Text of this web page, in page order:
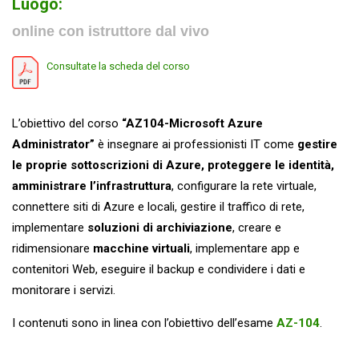
Luogo:
online con istruttore dal vivo
Consultate la scheda del corso
L’obiettivo del corso “AZ104-Microsoft Azure
Administrator” è insegnare ai professionisti IT come gestire
le proprie sottoscrizioni di Azure, proteggere le identità,
amministrare l’infrastruttura, configurare la rete virtuale,
connettere siti di Azure e locali, gestire il traffico di rete,
implementare soluzioni di archiviazione, creare e
ridimensionare macchine virtuali, implementare app e
contenitori Web, eseguire il backup e condividere i dati e
monitorare i servizi.
I contenuti sono in linea con l’obiettivo dell’esame AZ-104.